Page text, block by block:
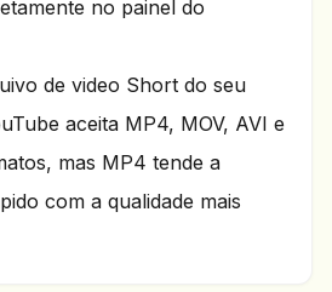
no painel do
de video Short do seu
aceita MP4, MOV, AVI e
mas MP4 tende a
com a qualidade mais